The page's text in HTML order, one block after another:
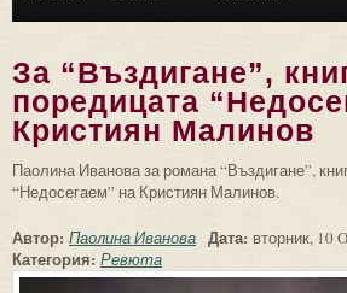
За “Въздигане”,
поредицата
Кристиян Малинов
Паолина Иванова за романа “Въздигане”,
“Недосегаем” на Кристиян Малинов.
Автор: Паолина Иванова Дата: вторник, 10
Категория: Ревюта